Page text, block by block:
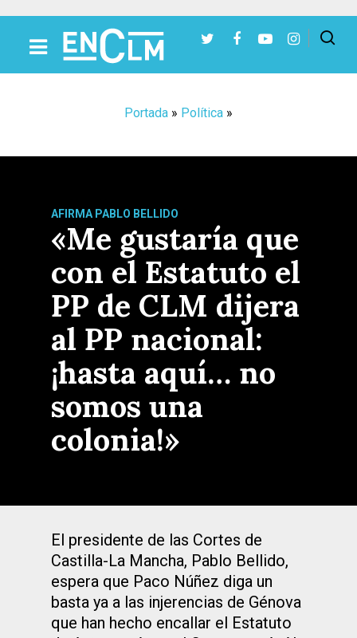
Portada » Política »
AFIRMA PABLO BELLIDO
«Me gustaría que
con el Estatuto el
PP de CLM dijera
al PP nacional:
¡hasta aquí… no
somos una
colonia!»
El presidente de las Cortes de
Castilla-La Mancha, Pablo Bellido,
espera que Paco Núñez diga un
basta ya a las injerencias de Génova
que han hecho encallar el Estatuto